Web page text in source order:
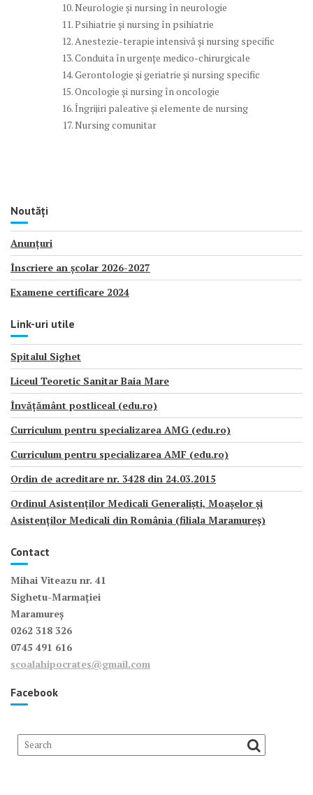
Neurologie și nursing în neurologie
Psihiatrie și nursing în psihiatrie
Anestezie-terapie intensivă și nursing specific
Conduita în urgențe medico-chirurgicale
Gerontologie și geriatrie și nursing specific
Oncologie și nursing în oncologie
Îngrijiri paleative și elemente de nursing
Nursing comunitar
Noutăți
Anunțuri
Înscriere an școlar 2026-2027
Examene certificare 2024
Link-uri utile
Spitalul Sighet
Liceul Teoretic Sanitar Baia Mare
Învățământ postliceal (edu.ro)
Curriculum pentru specializarea AMG (edu.ro)
Curriculum pentru specializarea AMF (edu.ro)
Ordin de acreditare nr. 3428 din 24.03.2015
Ordinul Asistenților Medicali Generaliști, Moașelor și
Asistenților Medicali din România (filiala Maramureș)
Contact
Mihai Viteazu nr. 41
Sighetu-Marmației
Maramureș
0262 318 326
0745 491 616
scoalahipocrates@gmail.com
Facebook